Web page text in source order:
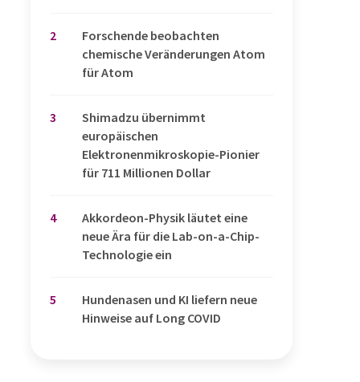
2
Forschende beobachten
chemische Veränderungen Atom
für Atom
3
Shimadzu übernimmt
europäischen
Elektronenmikroskopie-Pionier
für 711 Millionen Dollar
4
Akkordeon-Physik läutet eine
neue Ära für die Lab-on-a-Chip-
Technologie ein
5
Hundenasen und KI liefern neue
Hinweise auf Long COVID